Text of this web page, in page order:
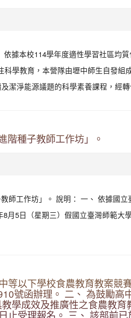
據本校114學年度適性學習社區均
學教育，本營隊由壢中師生自發
潔淨能源議題的科學素養課程，經
階種子教師工作坊」。
師工作坊」。 說明： 一、 依據國
月5日（星期三）假國立臺灣師範
以下學校食農教育教案競
號函辦理。 二、 為鼓勵高
學成效及推廣性之食農教
止受理報名。 三、 該部前